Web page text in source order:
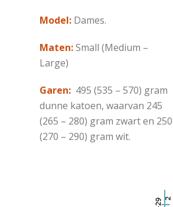
Model:Dames.
Maten:Small (Medium –
Large)
Garen:495 (535 – 570) gram
dunne katoen, waarvan 245
(265 – 280) gram zwart en 250
(270 – 290) gram wit.